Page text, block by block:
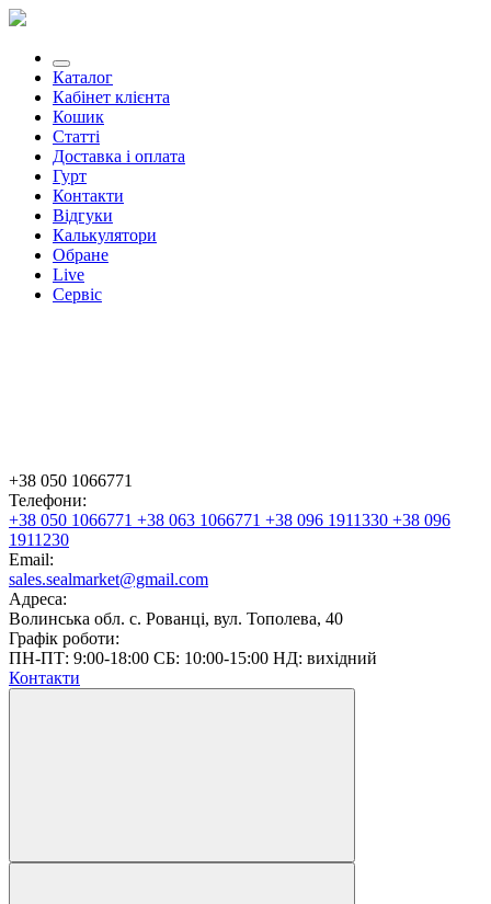
Каталог
Кабінет клієнта
Кошик
Статті
Доставка і оплата
Гурт
Контакти
Відгуки
Калькулятори
Обране
Live
Сервіс
+38 050 1066771
Телефони:
+38 050 1066771 +38 063 1066771 +38 096 1911330 +38 096
1911230
Email:
sales.sealmarket@gmail.com
Адреса:
Волинська обл. с. Рованці, вул. Тополева, 40
Графік роботи:
ПН-ПТ: 9:00-18:00 СБ: 10:00-15:00 НД: вихідний
Контакти